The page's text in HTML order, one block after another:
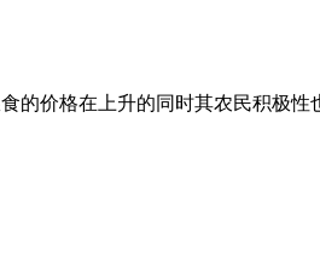
的价格在上升的同时其农民积极性